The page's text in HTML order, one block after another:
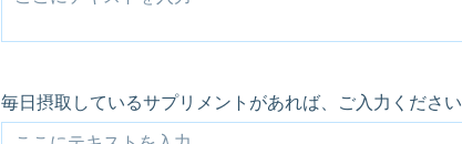
毎日摂取しているサプリメントがあれば、ご入力ください